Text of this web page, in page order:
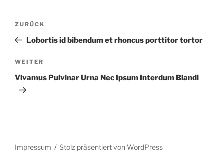
Beitragsnavigation
Vorheriger
Beitrag
ZURÜCK
Lobortis id bibendum et rhoncus porttitor tortor
Nächster
Beitrag
WEITER
Vivamus Pulvinar Urna Nec Ipsum Interdum Blandi
Impressum Stolz präsentiert von WordPress